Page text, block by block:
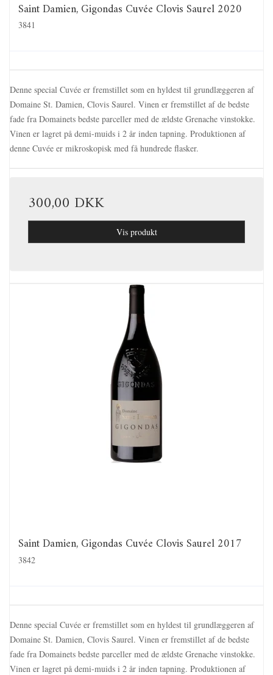
Saint Damien, Gigondas Cuvée Clovis Saurel 2020
3841
Denne special Cuvée er fremstillet som en hyldest til grundlæggeren af
Domaine St. Damien, Clovis Saurel. Vinen er fremstillet af de bedste
fade fra Domainets bedste parceller med de ældste Grenache vinstokke.
Vinen er lagret på demi-muids i 2 år inden tapning. Produktionen af
denne Cuvée er mikroskopisk med få hundrede flasker.
300,00 DKK
Vis produkt
Saint Damien, Gigondas Cuvée Clovis Saurel 2017
3842
Denne special Cuvée er fremstillet som en hyldest til grundlæggeren af
Domaine St. Damien, Clovis Saurel. Vinen er fremstillet af de bedste
fade fra Domainets bedste parceller med de ældste Grenache vinstokke.
Vinen er lagret på demi-muids i 2 år inden tapning. Produktionen af